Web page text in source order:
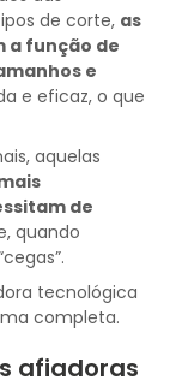
de corte, as
a função de
e
e eficaz, o que
aquelas
de
quando
tecnológica
completa.
afiadoras